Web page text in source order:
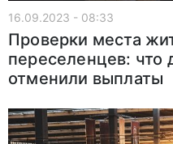
16.09.2023 - 08:33
Проверки места
переселенцев: что
отменили выплаты